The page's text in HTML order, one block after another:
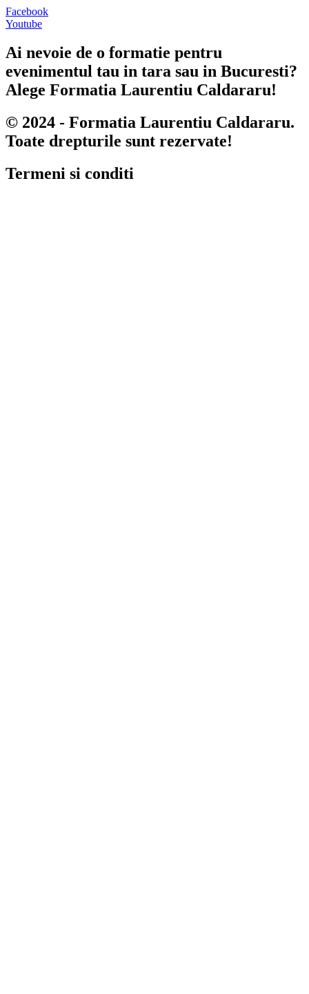
Facebook
Youtube
Ai nevoie de o formatie pentru
evenimentul tau in tara sau in Bucuresti?
Alege Formatia Laurentiu Caldararu!
© 2024 - Formatia Laurentiu Caldararu.
Toate drepturile sunt rezervate!
Termeni si conditi